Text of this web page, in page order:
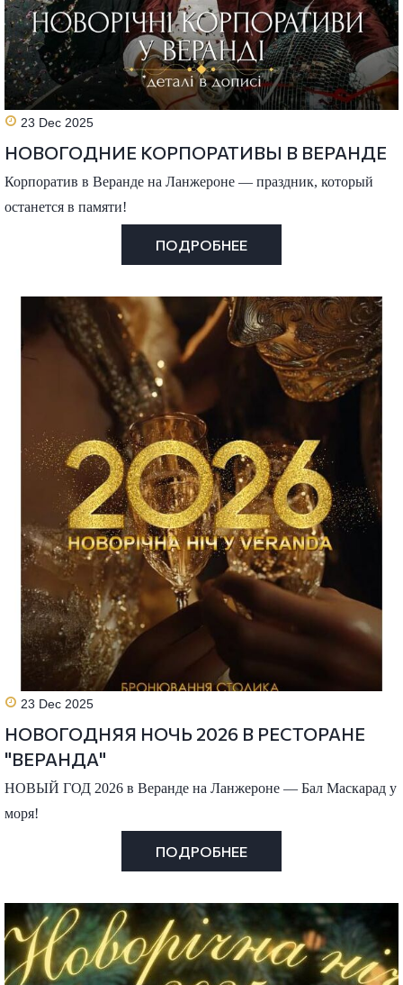
23 Dec 2025
НОВОГОДНИЕ КОРПОРАТИВЫ В ВЕРАНДЕ
Корпоратив в Веранде на Ланжероне — праздник, который
останется в памяти!
ПОДРОБНЕЕ
23 Dec 2025
НОВОГОДНЯЯ НОЧЬ 2026 В РЕСТОРАНЕ
"ВЕРАНДА"
НОВЫЙ ГОД 2026 в Веранде на Ланжероне — Бал Маскарад у
моря!
ПОДРОБНЕЕ